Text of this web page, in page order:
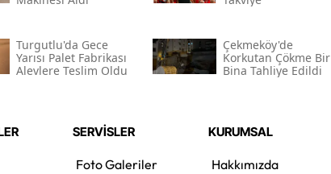
Turgutlu'da Gece
Yarısı Palet Fabrikası
Alevlere Teslim Oldu
Çekmeköy'de
Korkutan Çökme Bir
Bina Tahliye Edildi
SERVİSLER
Foto Galeriler
KURUMSAL
Hakkımızda